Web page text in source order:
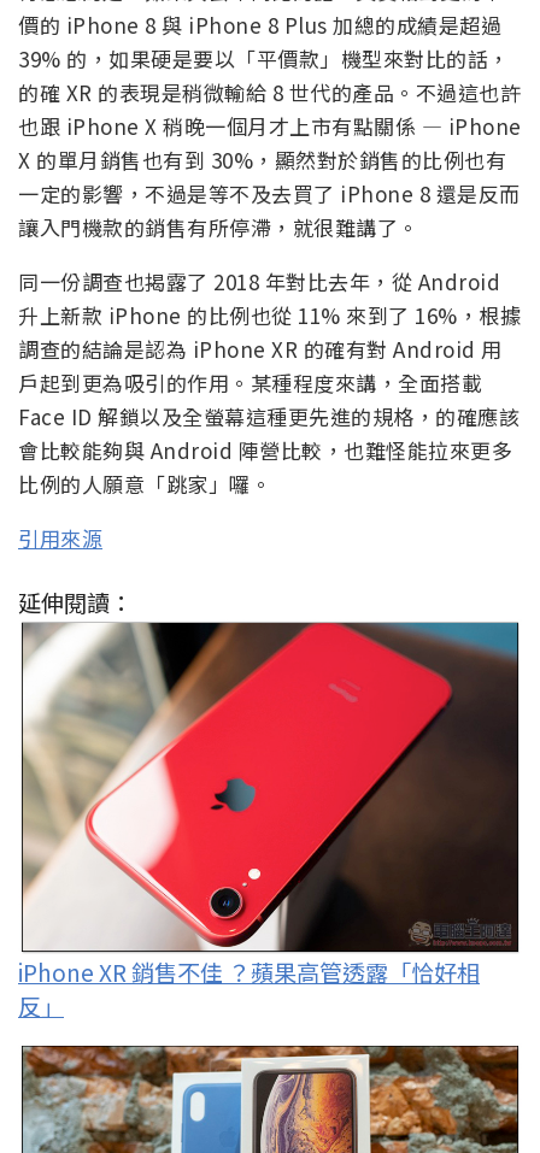
價的 iPhone 8 與 iPhone 8 Plus 加總的成績是超過
39% 的，如果硬是要以「平價款」機型來對比的話，
的確 XR 的表現是稍微輸給 8 世代的產品。不過這也許
也跟 iPhone X 稍晚一個月才上市有點關係 — iPhone
X 的單月銷售也有到 30%，顯然對於銷售的比例也有
一定的影響，不過是等不及去買了 iPhone 8 還是反而
讓入門機款的銷售有所停滯，就很難講了。
同一份調查也揭露了 2018 年對比去年，從 Android
升上新款 iPhone 的比例也從 11% 來到了 16%，根據
調查的結論是認為 iPhone XR 的確有對 Android 用
戶起到更為吸引的作用。某種程度來講，全面搭載
Face ID 解鎖以及全螢幕這種更先進的規格，的確應該
會比較能夠與 Android 陣營比較，也難怪能拉來更多
比例的人願意「跳家」囉。
引用來源
延伸閱讀：
iPhone XR 銷售不佳 ？蘋果高管透露「恰好相
反」